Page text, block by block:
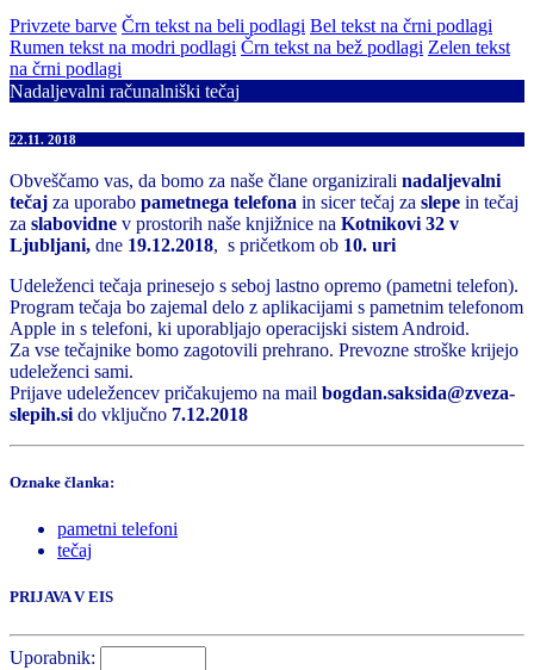
Privzete barve Črn tekst na beli podlagi Bel tekst na črni podlagi
Rumen tekst na modri podlagi Črn tekst na bež podlagi Zelen tekst
na črni podlagi
Nadaljevalni računalniški tečaj
22.11. 2018
Obveščamo vas, da bomo za naše člane organizirali nadaljevalni
tečaj za uporabo pametnega telefona in sicer tečaj za slepe in tečaj
za slabovidne v prostorih naše knjižnice na Kotnikovi 32 v
Ljubljani, dne 19.12.2018, s pričetkom ob 10. uri
Udeleženci tečaja prinesejo s seboj lastno opremo (pametni telefon).
Program tečaja bo zajemal delo z aplikacijami s pametnim telefonom
Apple in s telefoni, ki uporabljajo operacijski sistem Android.
Za vse tečajnike bomo zagotovili prehrano. Prevozne stroške krijejo
udeleženci sami.
Prijave udeležencev pričakujemo na mail bogdan.saksida@zveza-
slepih.si do vključno 7.12.2018
Oznake članka:
pametni telefoni
tečaj
PRIJAVA V EIS
Uporabnik: